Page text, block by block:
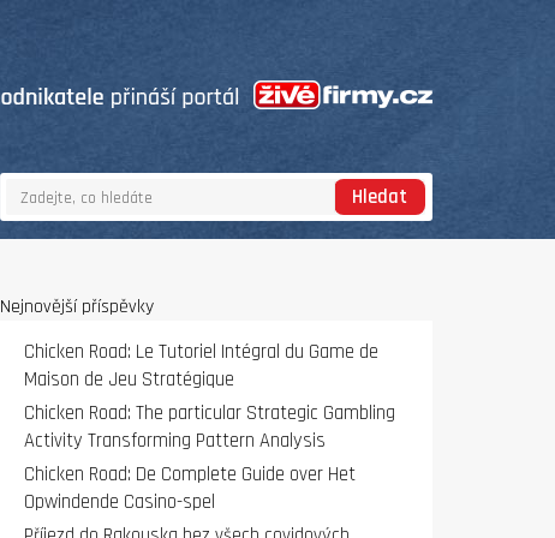
Hledat
Nejnovější příspěvky
Chicken Road: Le Tutoriel Intégral du Game de
Maison de Jeu Stratégique
Chicken Road: The particular Strategic Gambling
Activity Transforming Pattern Analysis
Chicken Road: De Complete Guide over Het
Opwindende Casino-spel